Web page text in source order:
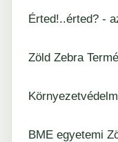
Érted!..érted? -
Zöld Zebra
BME egyetemi